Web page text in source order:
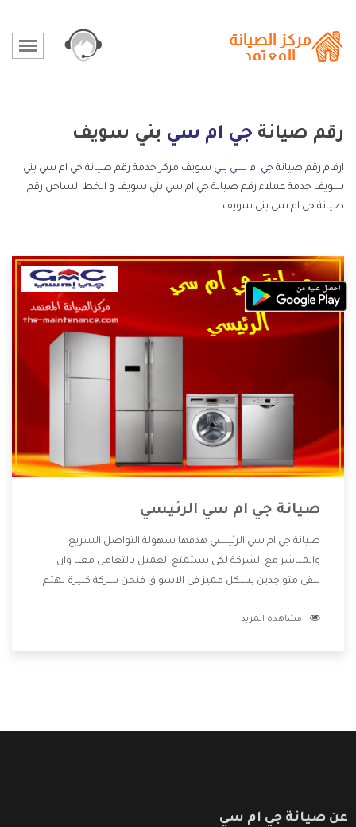
رقم صيانة جي ام سي بني سويف
ارقام رقم صيانة جي ام سي بني سويف مركز خدمة رقم صيانة جي ام سي بني
سويف خدمة عملاء رقم صيانة جي ام سي بني سويف و الخط الساخن رقم
صيانة جي ام سي بني سويف.
صيانة جي ام سي الرئيسي
صيانة جي ام سي الرئيسي هدفها سهولة التواصل السريع
والمباشر مع الشركة لكى يستمتع العميل بالتعامل معنا وان
نبقى متواجدين بشكل مميز فى الاسواق فنحن شركة كبيرة نهتم
الشركة بها والتى تكون منها خدمة الصيانة التى تكون من أهم
مشاهدة المزيد
عن صيانة جي ام سي